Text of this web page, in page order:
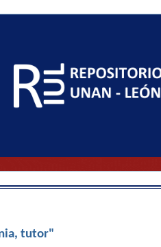
tutor"